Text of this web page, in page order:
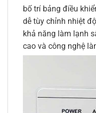
bố trí bảng điều
dễ tùy chỉnh nhiệt
khả năng làm lạnh
cao và công nghệ